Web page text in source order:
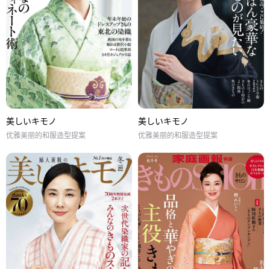
美しいキモノ
优雅美丽的和服造型提案
美しいキモノ
优雅美丽的和服造型提案